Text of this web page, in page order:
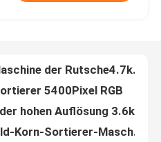
2226mm
Scannender optischer Weizen-Farbhochgeschwindigkeitssortierer
8 Rutschautomatische Verdunkelung Weizen-Farbsortierer